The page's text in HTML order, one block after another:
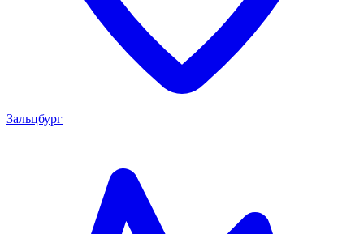
Зальцбург